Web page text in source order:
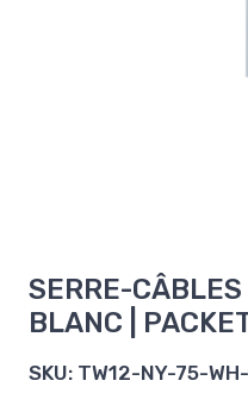
SERRE-CÂBLES
BLANC |
SKU: TW12-NY-75-